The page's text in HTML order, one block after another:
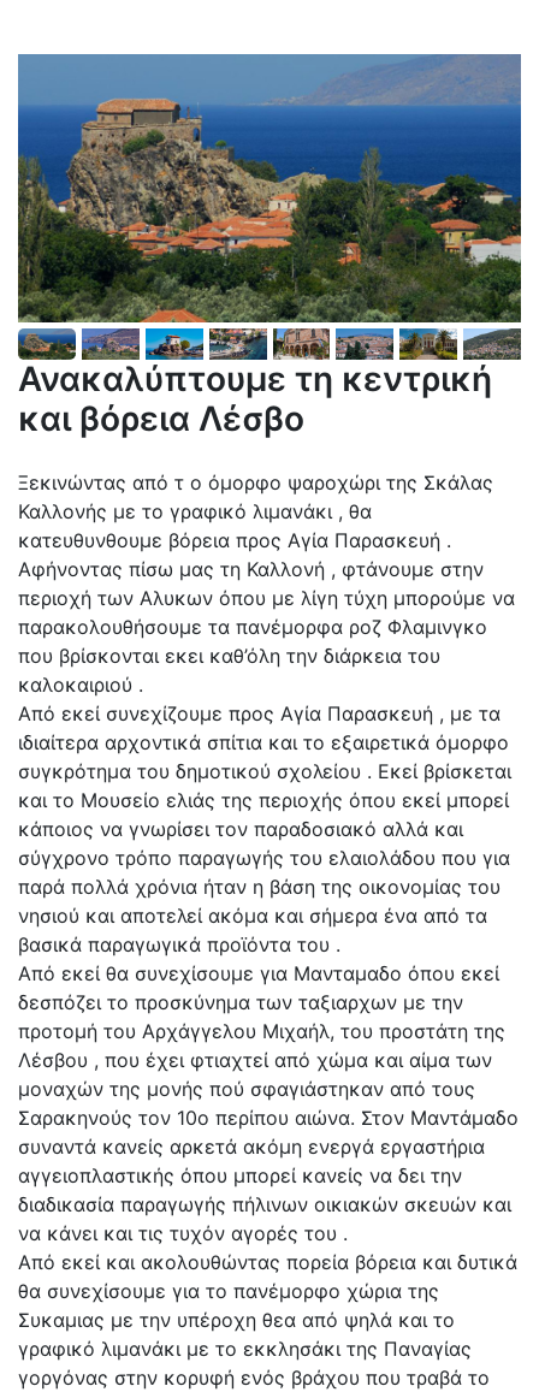
Ανακαλύπτουμε τη κεντρική
και βόρεια Λέσβο
Ξεκινώντας από τ ο όμορφο ψαροχώρι της Σκάλας
Καλλονής με το γραφικό λιμανάκι , θα
κατευθυνθουμε βόρεια προς Αγία Παρασκευή .
Αφήνοντας πίσω μας τη Καλλονή , φτάνουμε στην
περιοχή των Αλυκων όπου με λίγη τύχη μπορούμε να
παρακολουθήσουμε τα πανέμορφα ροζ Φλαμινγκο
που βρίσκονται εκει καθ’όλη την διάρκεια του
καλοκαιριού .
Από εκεί συνεχίζουμε προς Αγία Παρασκευή , με τα
ιδιαίτερα αρχοντικά σπίτια και το εξαιρετικά όμορφο
συγκρότημα του δημοτικού σχολείου . Εκεί βρίσκεται
και το Μουσείο ελιάς της περιοχής όπου εκεί μπορεί
κάποιος να γνωρίσει τον παραδοσιακό αλλά και
σύγχρονο τρόπο παραγωγής του ελαιολάδου που για
παρά πολλά χρόνια ήταν η βάση της οικονομίας του
νησιού και αποτελεί ακόμα και σήμερα ένα από τα
βασικά παραγωγικά προϊόντα του .
Από εκεί θα συνεχίσουμε για Μανταμαδο όπου εκεί
δεσπόζει το προσκύνημα των ταξιαρχων με την
προτομή του Αρχάγγελου Μιχαήλ, του προστάτη της
Λέσβου , που έχει φτιαχτεί από χώμα και αίμα των
μοναχών της μονής πού σφαγιάστηκαν από τους
Σαρακηνούς τον 10ο περίπου αιώνα. Στον Μαντάμαδο
συναντά κανείς αρκετά ακόμη ενεργά εργαστήρια
αγγειοπλαστικής όπου μπορεί κανείς να δει την
διαδικασία παραγωγής πήλινων οικιακών σκευών και
να κάνει και τις τυχόν αγορές του .
Από εκεί και ακολουθώντας πορεία βόρεια και δυτικά
θα συνεχίσουμε για το πανέμορφο χώρια της
Συκαμιας με την υπέροχη θεα από ψηλά και το
γραφικό λιμανάκι με το εκκλησάκι της Παναγίας
γοργόνας στην κορυφή ενός βράχου που τραβά το